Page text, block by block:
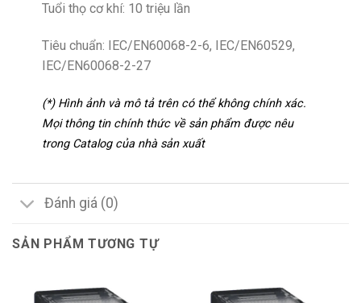
Tuổi thọ cơ khí: 10 triệu lần
Tiêu chuẩn: IEC/EN60068-2-6, IEC/EN60529,
IEC/EN60068-2-27
(*) Hình ảnh và mô tả trên có thể không chính xác.
Mọi thông tin chính thức về sản phẩm được nêu
trong Catalog của nhà sản xuất
Đánh giá (0)
SẢN PHẨM TƯƠNG TỰ